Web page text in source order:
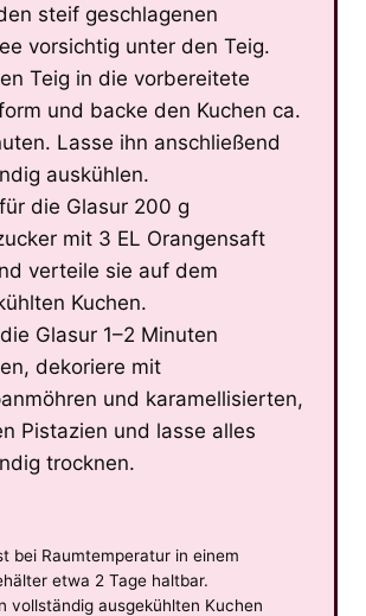
steif geschlagenen
vorsichtig unter den Teig.
Teig in die vorbereitete
und backe den Kuchen ca.
Lasse ihn anschließend
auskühlen.
die Glasur 200 g
mit 3 EL Orangensaft
verteile sie auf dem
Kuchen.
Glasur 1–2 Minuten
dekoriere mit
und karamellisierten,
Pistazien und lasse alles
trocknen.
bei Raumtemperatur in einem
etwa 2 Tage haltbar.
vollständig ausgekühlten Kuchen